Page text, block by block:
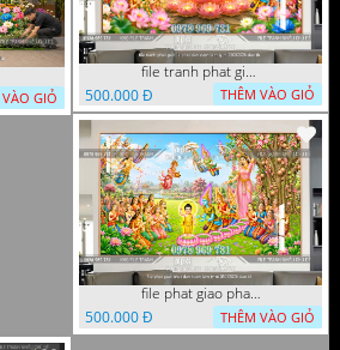
GIỎ
file tranh phat giao le phat dan vuon lam ty ni 05052026 dao t6
500.000 Đ
THÊM VÀO GIỎ
file phat giao phat dan vuon lam ty ni 05052026 dao t5
500.000 Đ
THÊM VÀO GIỎ